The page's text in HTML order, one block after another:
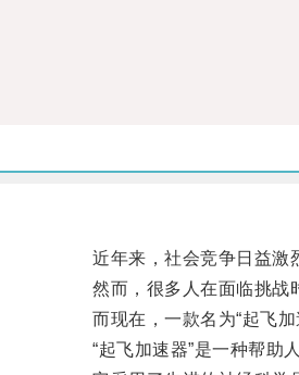
近年来，社会竞争日益激烈
然而，很多人在面临挑战时
而现在，一款名为“起飞加
“起飞加速器”是一种帮助人